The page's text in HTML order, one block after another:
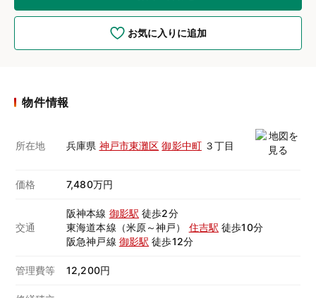
お気に入りに追加
物件情報
所在地 兵庫県 神戸市東灘区 御影中町 ３丁目
価格 7,480万円
交通
阪神本線 御影駅 徒歩2分
東海道本線（米原～神戸） 住吉駅 徒歩10分
阪急神戸線 御影駅 徒歩12分
管理費等 12,200円